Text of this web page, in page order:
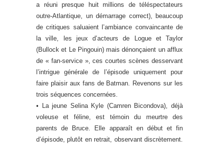
a réuni presque huit millions de téléspectateurs
outre-Atlantique, un démarrage correct), beaucoup
de critiques saluaient l’ambiance convaincante de
la ville, les jeux d’acteurs de Logue et Taylor
(Bullock et Le Pingouin) mais dénonçaient un afflux
de « fan-service », ces courtes scènes desservant
l’intrigue générale de l’épisode uniquement pour
faire plaisir aux fans de Batman. Revenons sur les
trois séquences concernées.
• La jeune Selina Kyle (Camren Bicondova), déjà
voleuse et féline, est témoin du meurtre des
parents de Bruce. Elle apparaît en début et fin
d’épisode, plutôt en retrait, observant discrètement.